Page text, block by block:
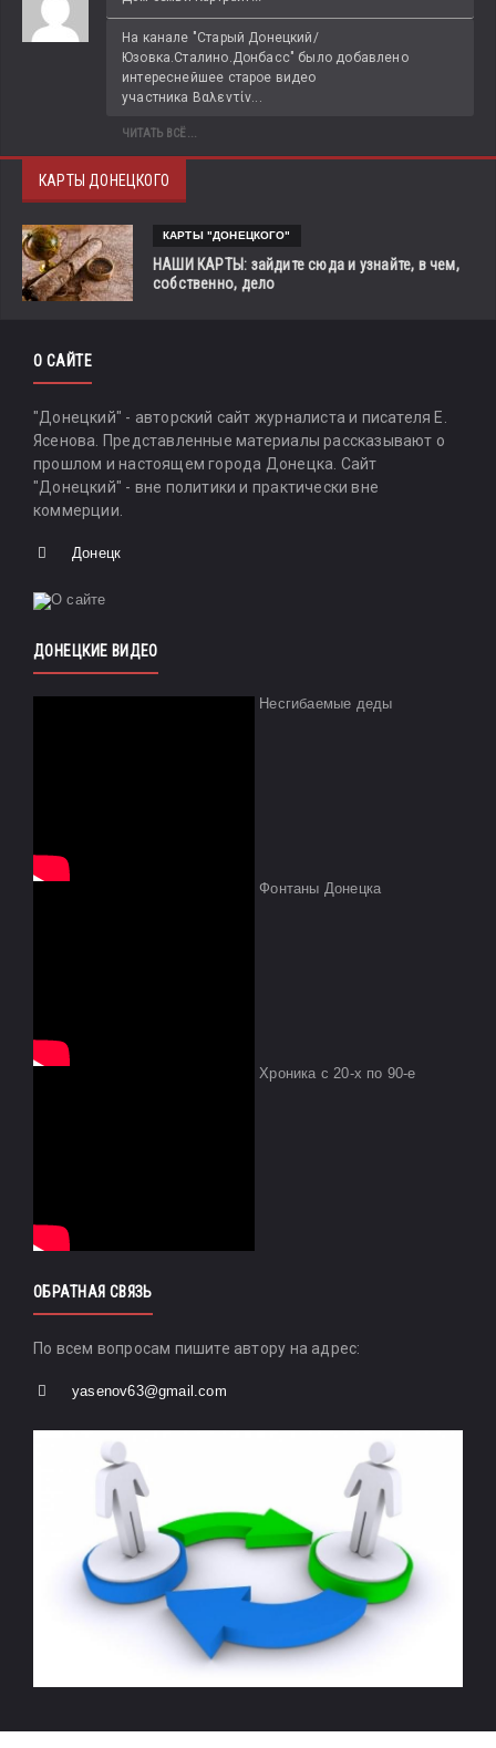
На канале "Старый Донецкий/
Юзовка.Сталино.Донбасс" было добавлено
интереснейшее старое видео
участника Βαλεντίν...
ЧИТАТЬ ВСЁ...
КАРТЫ ДОНЕЦКОГО
КАРТЫ "ДОНЕЦКОГО"
НАШИ КАРТЫ: зайдите сюда и узнайте, в чем,
собственно, дело
О САЙТЕ
"Донецкий" - авторский сайт журналиста и писателя Е.
Ясенова. Представленные материалы рассказывают о
прошлом и настоящем города Донецка. Сайт
"Донецкий" - вне политики и практически вне
коммерции.
Донецк
ДОНЕЦКИЕ ВИДЕО
Несгибаемые деды
Фонтаны Донецка
Хроника с 20-х по 90-е
ОБРАТНАЯ СВЯЗЬ
По всем вопросам пишите автору на адрес:
yasenov63@gmail.com